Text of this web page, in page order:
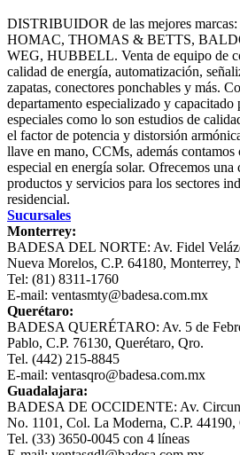
DISTRIBUIDOR de las mejores
HOMAC, THOMAS & BETTS,
WEG, HUBBELL. Venta de equipo de
calidad de energía, automatización,
zapatas, conectores ponchables y más.
departamento especializado y capacitado
especiales como lo son estudios de
el factor de potencia y distorsión
llave en mano, CCMs, además contamos
especial en energía solar. Ofrecemos una
productos y servicios para los sectores
residencial.
Sucursales
Monterrey:
BADESA DEL NORTE: Av. Fidel
Nueva Morelos, C.P. 64180, Monterrey,
Tel: (81) 8311-1760
E-mail: ventasmty@badesa.com.mx
Querétaro:
BADESA QUERÉTARO: Av. 5 de
Pablo, C.P. 76130, Querétaro, Qro.
Tel. (442) 215-8845
E-mail: ventasqro@badesa.com.mx
Guadalajara:
BADESA DE OCCIDENTE: Av.
No. 1101, Col. La Moderna, C.P. 44190,
Tel. (33) 3650-0045 con 4 líneas